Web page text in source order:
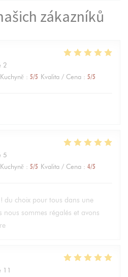
zákazníků
2
Kuchyně : 5/5 Kvalita / Cena : 5/5
5
Kuchyně : 5/5 Kvalita / Cena : 4/5
du choix pour tous dans une
sommes régalés et avons
11